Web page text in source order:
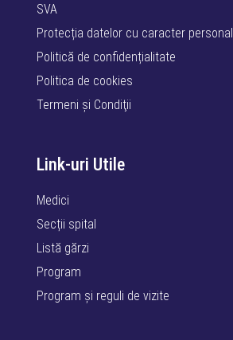
SVA
Protecția datelor cu caracter personal
Politică de confidențialitate
Politica de cookies
Termeni şi Condiţii
Link-uri Utile
Medici
Secții spital
Listă gărzi
Program
Program și reguli de vizite